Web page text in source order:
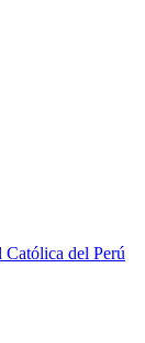
del Perú